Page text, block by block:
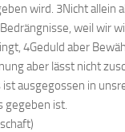
wird. 3Nicht allein
weil wir
4Geduld aber
aber lässt nicht
ausgegossen in
gegeben ist.